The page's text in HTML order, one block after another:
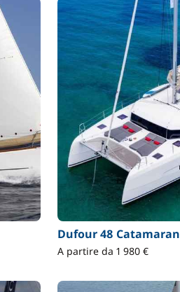
Dufour 48 Catamaran
A partire da 1 980 €